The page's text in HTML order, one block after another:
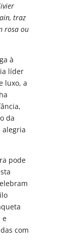
traz
rosa ou
à
líder
luxo, a
da
alegria
pode
e
com